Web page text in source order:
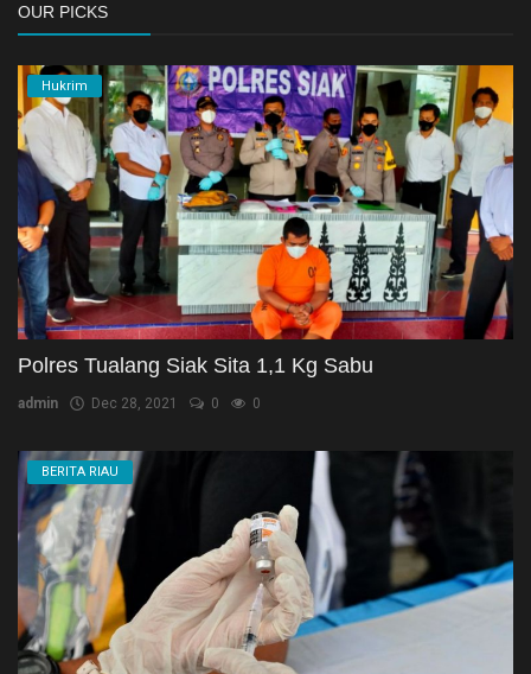
OUR PICKS
Hukrim
Polres Tualang Siak Sita 1,1 Kg Sabu
admin Dec 28, 2021 0 0
BERITA RIAU